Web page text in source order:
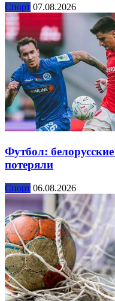
Спорт 07.08.2026
Футбол:
потеряли
Спорт 06.08.2026